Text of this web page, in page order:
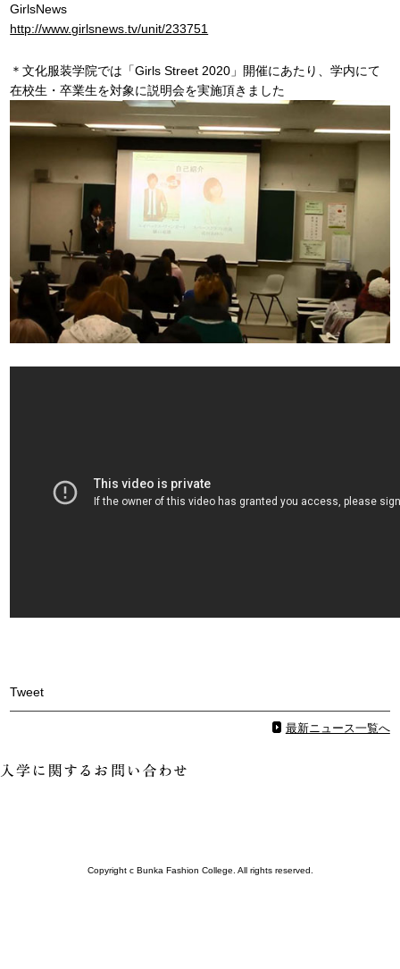
GirlsNews
http://www.girlsnews.tv/unit/233751
＊文化服装学院では「Girls Street 2020」開催にあたり、学内にて
在校生・卒業生を対象に説明会を実施頂きました
Tweet
最新ニュース一覧へ
Copyright c Bunka Fashion College. All rights reserved.